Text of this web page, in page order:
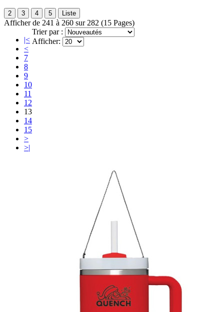
2 3 4 5 Liste
Afficher de 241 à 260 sur 282 (15 Pages)
|<
<
7
8
9
10
11
12
13
14
15
>
>|
Trier par :
Afficher: